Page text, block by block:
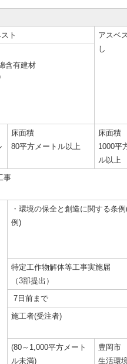
ト
アスベ
し
含有建材
床面積
80平方メートル以上
床面積
1000平
ル以上
事
・環境の保全と創造に関する条
例)
特定工作物解体等工事実施届
（3部提出）
7日前まで
施工者(受注者)
(80～1,000平方メート
ル未満)
豊岡市
生活環